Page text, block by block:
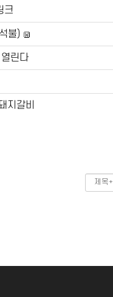
크
불)
린다
지갈비